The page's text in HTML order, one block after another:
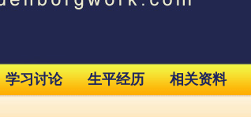
学习讨论 生平经历 相关资料